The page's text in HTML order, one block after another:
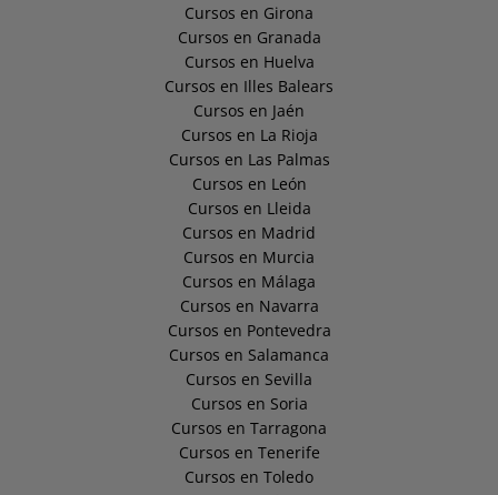
Cursos en Girona
Cursos en Granada
Cursos en Huelva
Cursos en Illes Balears
Cursos en Jaén
Cursos en La Rioja
Cursos en Las Palmas
Cursos en León
Cursos en Lleida
Cursos en Madrid
Cursos en Murcia
Cursos en Málaga
Cursos en Navarra
Cursos en Pontevedra
Cursos en Salamanca
Cursos en Sevilla
Cursos en Soria
Cursos en Tarragona
Cursos en Tenerife
Cursos en Toledo